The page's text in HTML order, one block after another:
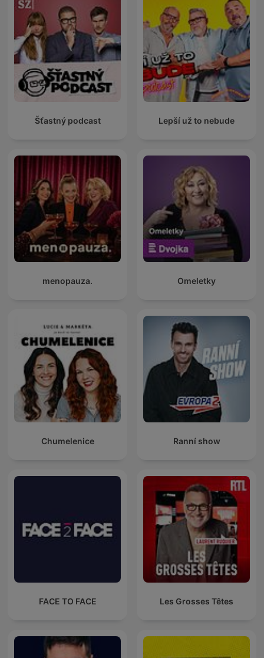
Šťastný podcast Lepší už to nebude
menopauza. Omeletky
Chumelenice Ranní show
FACE TO FACE Les Grosses Têtes